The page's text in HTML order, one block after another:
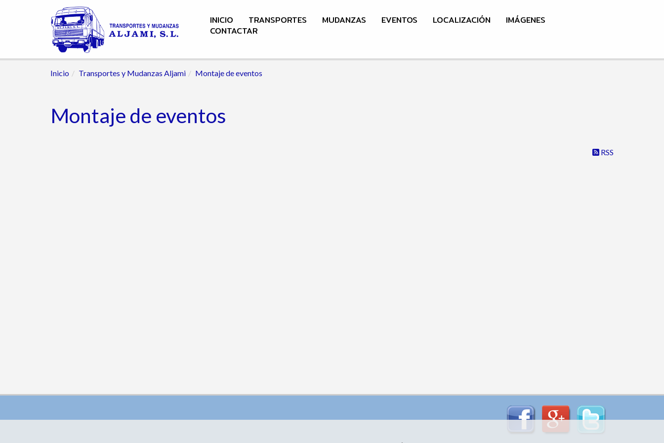
INICIO TRANSPORTES MUDANZAS EVENTOS LOCALIZACIÓN
IMÁGENES
CONTACTAR
Inicio Transportes y Mudanzas Aljami Montaje de eventos
Montaje de eventos
RSS